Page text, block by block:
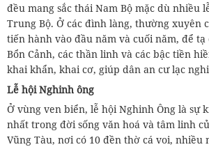
đều mang sắc thái Nam Bộ mặc dù nhiều
Trung Bộ. Ở các đình làng, thường xuyên
tiến hành vào đầu năm và cuối năm, để
Bổn Cảnh, các thần linh và các bậc tiền
khai khẩn, khai cơ, giúp dân an cư lạc
Lễ hội Nghinh ông
Ở vùng ven biển, lễ hội Nghinh Ông là sự
nhất trong đời sống văn hoá và tâm linh
Vũng Tàu, nơi có 10 đền thờ cá voi, nhiều